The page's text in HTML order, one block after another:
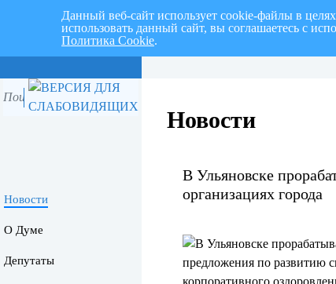
Новости
О Думе
Депутаты
Новости
В Ульяновске
организациях города
Данный веб-сайт использует cookie-файлы в
использовать данный сайт, вы соглашаетесь с
Политика Cookie.